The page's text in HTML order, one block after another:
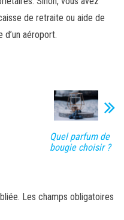
de retraite ou aide de
d’un aéroport.
Quel parfum de
bougie choisir ?
Les champs obligatoires